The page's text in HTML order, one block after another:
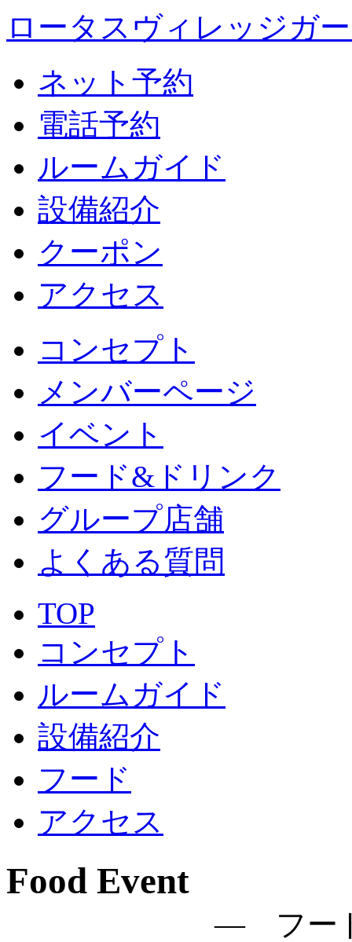
ロータスヴィレッジガ
ネット予約
電話予約
ルームガイド
設備紹介
クーポン
アクセス
コンセプト
メンバーページ
イベント
フード&ドリンク
グループ店舗
よくある質問
TOP
コンセプト
ルームガイド
設備紹介
フード
アクセス
Food Event
― フー